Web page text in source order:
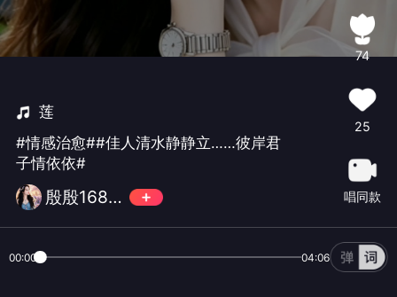
莲
#情感治愈##佳人清水静静立……彼岸君
子情依依#
殷殷168🎵
74
25
唱同款
00:00 04:06